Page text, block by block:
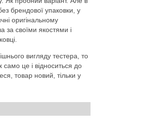
брендової упаковки, у
оригінальному
за своїми якостями і
вигляду тестера, то
це і відноситься до
товар новий, тільки у